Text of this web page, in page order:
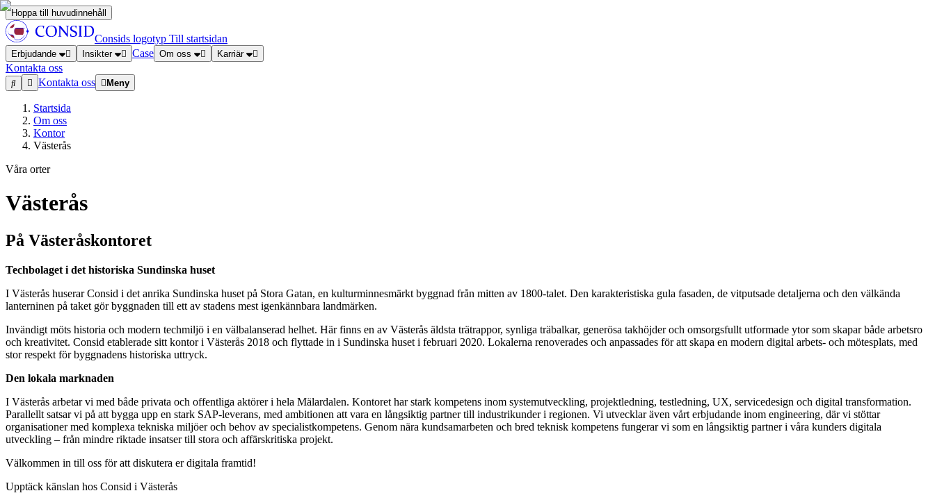
Hoppa till huvudinnehåll
Consids logotyp Till startsidan
Erbjudande Insikter Case Om oss Karriär
Kontakta oss
Kontakta oss
Meny
Startsida
Om oss
Kontor
Västerås
Våra orter
Västerås
På Västeråskontoret
Techbolaget i det historiska Sundinska huset
I Västerås huserar Consid i det anrika Sundinska huset på Stora Gatan, en kulturminnesmärkt byggnad från mitten av 1800-talet. Den karakteristiska gula fasaden, de vitputsade detaljerna och den välkända
lanterninen på taket gör byggnaden till ett av stadens mest igenkännbara landmärken.
Invändigt möts historia och modern techmiljö i en välbalanserad helhet. Här finns en av Västerås äldsta trätrappor, synliga träbalkar, generösa takhöjder och omsorgsfullt utformade ytor som skapar både arbetsro
och kreativitet. Consid etablerade sitt kontor i Västerås 2018 och flyttade in i Sundinska huset i februari 2020. Lokalerna renoverades och anpassades för att skapa en modern digital arbets- och mötesplats, med
stor respekt för byggnadens historiska uttryck.
Den lokala marknaden
I Västerås arbetar vi med både privata och offentliga aktörer i hela Mälardalen. Kontoret har stark kompetens inom systemutveckling, projektledning, testledning, UX, servicedesign och digital transformation.
Parallellt satsar vi på att bygga upp en stark SAP-leverans, med ambitionen att vara en långsiktig partner till industrikunder i regionen. Vi utvecklar även vårt erbjudande inom engineering, där vi stöttar
organisationer med komplexa tekniska miljöer och behov av specialistkompetens. Genom nära kundsamarbeten och bred teknisk kompetens fungerar vi som en långsiktig partner i våra kunders digitala
utveckling – från mindre riktade insatser till stora och affärskritiska projekt.
Välkommen in till oss för att diskutera er digitala framtid!
Upptäck känslan hos Consid i Västerås